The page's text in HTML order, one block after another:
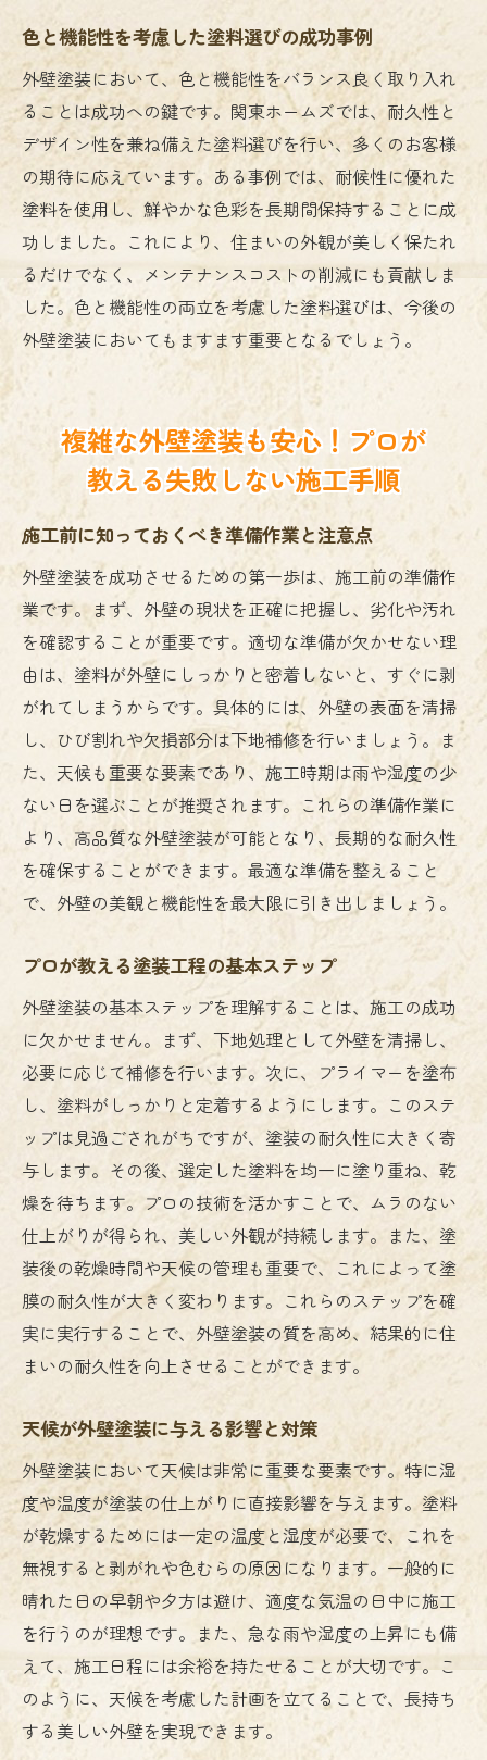
安心の施工を実現
プロが語る外壁塗装の複雑さとは
技術と知識で解決する外壁塗装の課題
安心の施工を実現するためのプロのノウハ
ウ
施工技術の進化がもたらす外壁塗装の新た
な可能性
プロの視点で見た外壁塗装の複雑さと解決
策
知識を活用して複雑な外壁塗装を成功させ
色と機能性を考慮した塗料選びの成功事例
外壁塗装において、色と機能性をバランス良く取り入れ
ることは成功への鍵です。関東ホームズでは、耐久性と
デザイン性を兼ね備えた塗料選びを行い、多くのお客様
の期待に応えています。ある事例では、耐候性に優れた
塗料を使用し、鮮やかな色彩を長期間保持することに成
功しました。これにより、住まいの外観が美しく保たれ
るだけでなく、メンテナンスコストの削減にも貢献しま
した。色と機能性の両立を考慮した塗料選びは、今後の
外壁塗装においてもますます重要となるでしょう。
複雑な外壁塗装も安心！プロが
教える失敗しない施工手順
施工前に知っておくべき準備作業と注意点
外壁塗装を成功させるための第一歩は、施工前の準備作
業です。まず、外壁の現状を正確に把握し、劣化や汚れ
を確認することが重要です。適切な準備が欠かせない理
由は、塗料が外壁にしっかりと密着しないと、すぐに剥
がれてしまうからです。具体的には、外壁の表面を清掃
し、ひび割れや欠損部分は下地補修を行いましょう。ま
た、天候も重要な要素であり、施工時期は雨や湿度の少
ない日を選ぶことが推奨されます。これらの準備作業に
より、高品質な外壁塗装が可能となり、長期的な耐久性
を確保することができます。最適な準備を整えること
で、外壁の美観と機能性を最大限に引き出しましょう。
プロが教える塗装工程の基本ステップ
外壁塗装の基本ステップを理解することは、施工の成功
に欠かせません。まず、下地処理として外壁を清掃し、
必要に応じて補修を行います。次に、プライマーを塗布
し、塗料がしっかりと定着するようにします。このステ
ップは見過ごされがちですが、塗装の耐久性に大きく寄
与します。その後、選定した塗料を均一に塗り重ね、乾
燥を待ちます。プロの技術を活かすことで、ムラのない
仕上がりが得られ、美しい外観が持続します。また、塗
装後の乾燥時間や天候の管理も重要で、これによって塗
膜の耐久性が大きく変わります。これらのステップを確
実に実行することで、外壁塗装の質を高め、結果的に住
まいの耐久性を向上させることができます。
天候が外壁塗装に与える影響と対策
外壁塗装において天候は非常に重要な要素です。特に湿
度や温度が塗装の仕上がりに直接影響を与えます。塗料
が乾燥するためには一定の温度と湿度が必要で、これを
無視すると剥がれや色むらの原因になります。一般的に
晴れた日の早朝や夕方は避け、適度な気温の日中に施工
を行うのが理想です。また、急な雨や湿度の上昇にも備
えて、施工日程には余裕を持たせることが大切です。こ
のように、天候を考慮した計画を立てることで、長持ち
する美しい外壁を実現できます。